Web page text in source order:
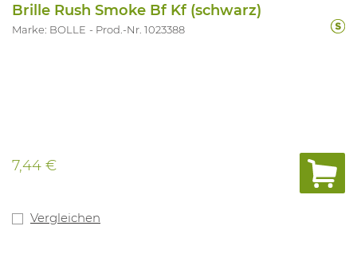
Brille Rush Smoke Bf Kf (schwarz)
Marke: BOLLE Prod.-Nr. 1023388
7,44 €
Vergleichen